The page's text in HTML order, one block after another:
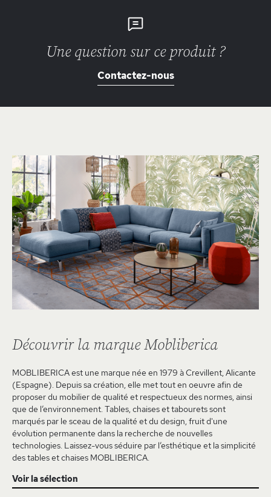
Une question sur ce produit ?
Contactez-nous
Découvrir la marque Mobliberica
MOBLIBERICA est une marque née en 1979 à Crevillent, Alicante
(Espagne). Depuis sa création, elle met tout en oeuvre afin de
proposer du mobilier de qualité et respectueux des normes, ainsi
que de l’environnement. Tables, chaises et tabourets sont
marqués par le sceau de la qualité et du design, fruit d'une
évolution permanente dans la recherche de nouvelles
technologies. Laissez-vous séduire par l’esthétique et la simplicité
des tables et chaises MOBLIBERICA.
Voir la sélection